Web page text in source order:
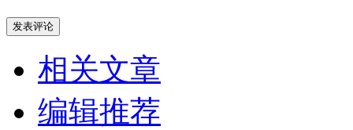
相关文章
编辑推荐